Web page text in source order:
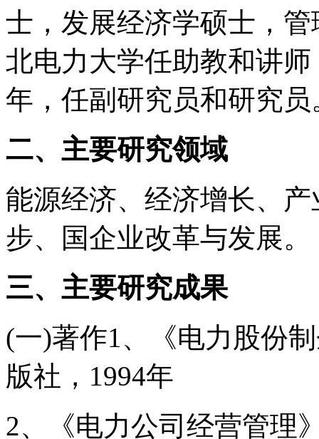
士，发展经济学硕士，
北电力大学任助教和讲
年，任副研究员和研究员
二、主要研究领域
能源经济、经济增长、
步、国企业改革与发展。
三、主要研究成果
(一)著作1、《电力股份
版社，1994年
2、《电力公司经营管理